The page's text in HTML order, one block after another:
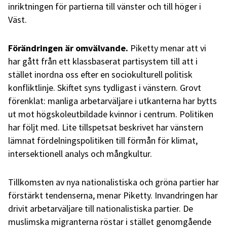
inriktningen för partierna till vänster och till höger i
Väst.
Förändringen är omvälvande. Piketty menar att vi
har gått från ett klassbaserat partisystem till att i
stället inordna oss efter en sociokulturell politisk
konfliktlinje. Skiftet syns tydligast i vänstern. Grovt
förenklat: manliga arbetarväljare i utkanterna har bytts
ut mot högskoleutbildade kvinnor i centrum. Politiken
har följt med. Lite tillspetsat beskrivet har vänstern
lämnat fördelningspolitiken till förmån för klimat,
intersektionell analys och mångkultur.
Tillkomsten av nya nationalistiska och gröna partier har
förstärkt tendenserna, menar Piketty. Invandringen har
drivit arbetarväljare till nationalistiska partier. De
muslimska migranterna röstar i stället genomgående